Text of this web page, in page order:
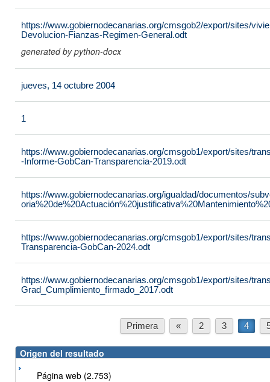
https://www.gobiernodecanarias.org/cmsgob2/export/sites/
Devolucion-Fianzas-Regimen-General.odt
generated by python-docx
jueves, 14 octubre 2004
1
https://www.gobiernodecanarias.org/cmsgob1/export/sites/
-Informe-GobCan-Transparencia-2019.odt
https://www.gobiernodecanarias.org/igualdad/documentos/
https://www.gobiernodecanarias.org/cmsgob1/export/sites/
Transparencia-GobCan-2024.odt
https://www.gobiernodecanarias.org/cmsgob1/export/sites/
Grad_Cumplimiento_firmado_2017.odt
Primera « 2 3 4
Origen del resultado
Página web (2.753)